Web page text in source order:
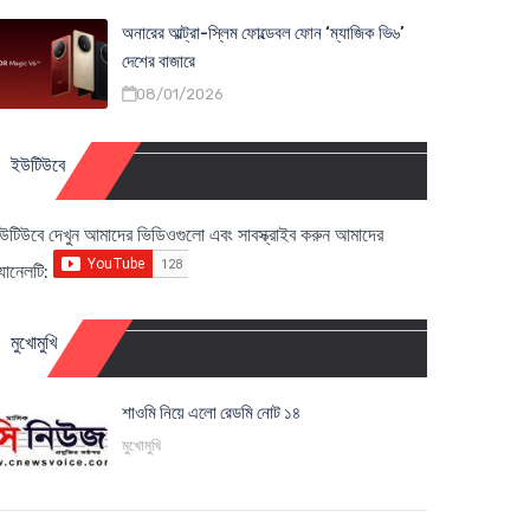
অনারের আল্ট্রা-স্লিম ফোল্ডেবল ফোন ‘ম্যাজিক ভি৬’
দেশের বাজারে
08/01/2026
ইউটিউবে
দেখুন আমাদের ভিডিওগুলো এবং সাবস্ক্রাইব করুন আমাদের
মুখোমুখি
শাওমি নিয়ে এলো রেডমি নোট ১৪
মুখোমুখি